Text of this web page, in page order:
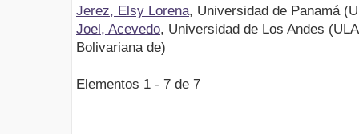
Jerez, Elsy Lorena, Universidad de Panamá
Joel, Acevedo, Universidad de Los Andes
Bolivariana de)
Elementos 1 - 7 de 7